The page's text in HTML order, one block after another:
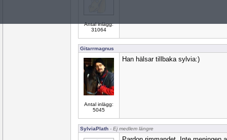
Antal inlägg:
31064
Gitarrmagnus
Antal inlägg:
5045
Han hälsar tillbaka sylvia:)
SylviaPlath - Ej medlem längre